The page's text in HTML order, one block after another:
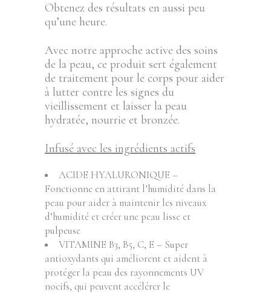
Obtenez des résultats en aussi peu
qu’une heure.
Avec notre approche active des soins
de la peau, ce produit sert également
de traitement pour le corps pour aider
à lutter contre les signes du
vieillissement et laisser la peau
hydratée, nourrie et bronzée.
Infusé avec les ingrédients actifs
ACIDE HYALURONIQUE –
Fonctionne en attirant l’humidité dans la
peau pour aider à maintenir les niveaux
d’humidité et créer une peau lisse et
pulpeuse
VITAMINE B3, B5, C, E – Super
antioxydants qui améliorent et aident à
protéger la peau des rayonnements UV
nocifs, qui peuvent accélérer le